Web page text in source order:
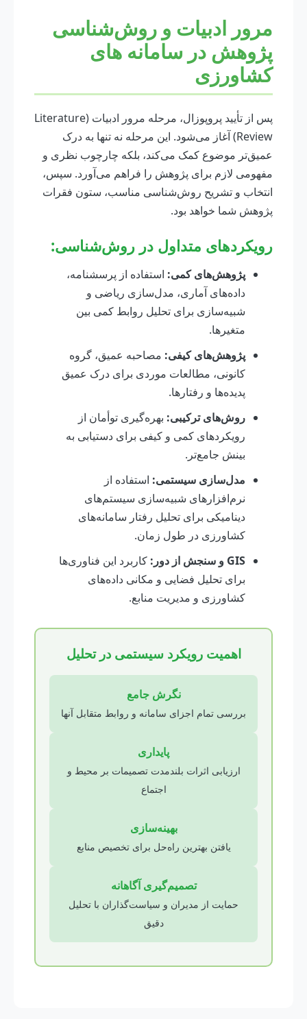
مرور ادبیات و روش‌شناسی
پژوهش در سامانه های
کشاورزی
پس از تأیید پروپوزال، مرحله مرور ادبیات (Literature
Review) آغاز می‌شود. این مرحله نه تنها به درک
عمیق‌تر موضوع کمک می‌کند، بلکه چارچوب نظری و
مفهومی لازم برای پژوهش را فراهم می‌آورد. سپس،
انتخاب و تشریح روش‌شناسی مناسب، ستون فقرات
پژوهش شما خواهد بود.
رویکردهای متداول در روش‌شناسی:
پژوهش‌های کمی: استفاده از پرسشنامه،
داده‌های آماری، مدل‌سازی ریاضی و
شبیه‌سازی برای تحلیل روابط کمی بین
متغیرها.
پژوهش‌های کیفی: مصاحبه عمیق، گروه
کانونی، مطالعات موردی برای درک عمیق
پدیده‌ها و رفتارها.
روش‌های ترکیبی: بهره‌گیری توأمان از
رویکردهای کمی و کیفی برای دستیابی به
بینش جامع‌تر.
مدل‌سازی سیستمی: استفاده از
نرم‌افزارهای شبیه‌سازی سیستم‌های
دینامیکی برای تحلیل رفتار سامانه‌های
کشاورزی در طول زمان.
GIS و سنجش از دور:
کاربرد این فناوری‌ها
برای تحلیل فضایی و مکانی داده‌های
کشاورزی و مدیریت منابع.
اهمیت رویکرد سیستمی در تحلیل
نگرش جامع
بررسی تمام اجزای سامانه و روابط متقابل آنها
پایداری
ارزیابی اثرات بلندمدت تصمیمات بر محیط و
اجتماع
بهینه‌سازی
یافتن بهترین راه‌حل برای تخصیص منابع
تصمیم‌گیری آگاهانه
حمایت از مدیران و سیاست‌گذاران با تحلیل
دقیق